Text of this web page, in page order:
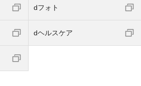
dフォト
dヘルスケア